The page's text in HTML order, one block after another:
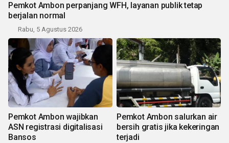
Pemkot Ambon perpanjang WFH, layanan publik tetap
berjalan normal
Rabu, 5 Agustus 2026
Pemkot Ambon wajibkan
ASN registrasi digitalisasi
Bansos
Pemkot Ambon salurkan air
bersih gratis jika kekeringan
terjadi